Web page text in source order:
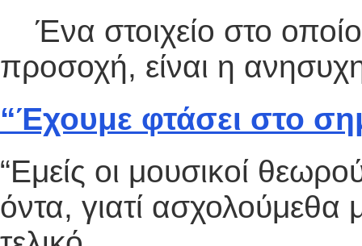
Ένα στοιχείο στο οποίο
προσοχή, είναι η
“Έχουμε φτάσει στο
“Εμείς οι μουσικοί
όντα, γιατί